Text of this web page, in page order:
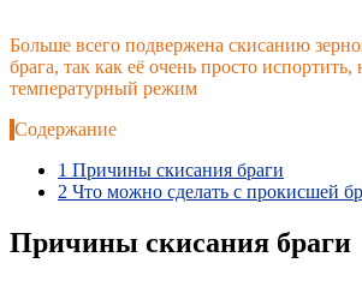
Больше всего подвержена скисанию
брага, так как её очень просто испортить,
температурный режим
Содержание
1 Причины скисания браги
2 Что можно сделать с прокисшей
Причины скисания браги